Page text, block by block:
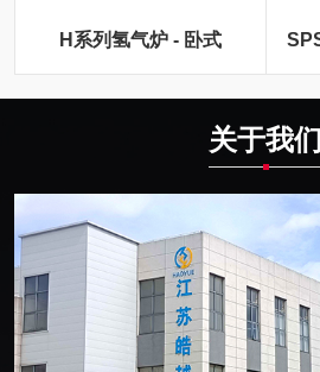
H系列氢气炉 - 卧式
关于我们